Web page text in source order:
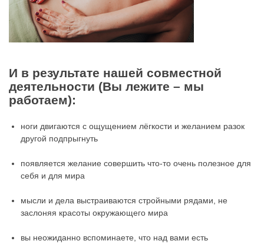
И в результате нашей совместной
деятельности (Вы лежите – мы
работаем):
ноги двигаются с ощущением лёгкости и желанием разок
другой подпрыгнуть
появляется желание совершить что-то очень полезное для
себя и для мира
мысли и дела выстраиваются стройными рядами, не
заслоняя красоты окружающего мира
вы неожиданно вспоминаете, что над вами есть